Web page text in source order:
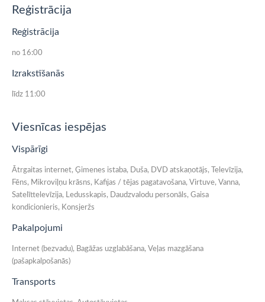
Reģistrācija
Reģistrācija
no 16:00
Izrakstīšanās
līdz 11:00
Viesnīcas iespējas
Vispārīgi
Ātrgaitas internet, Ģimenes istaba, Duša, DVD atskaņotājs, Televīzija,
Fēns, Mikroviļņu krāsns, Kafijas / tējas pagatavošana, Virtuve, Vanna,
Satelīttelevīzija, Ledusskapis, Daudzvalodu personāls, Gaisa
kondicionieris, Konsjeržs
Pakalpojumi
Internet (bezvadu), Bagāžas uzglabāšana, Veļas mazgāšana
(pašapkalpošanās)
Transports